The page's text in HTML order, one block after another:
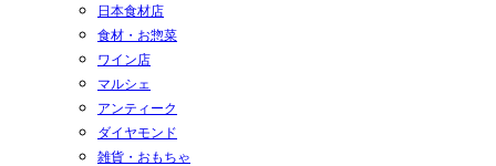
日本食材店
食材・お惣菜
ワイン店
マルシェ
アンティーク
ダイヤモンド
雑貨・おもちゃ